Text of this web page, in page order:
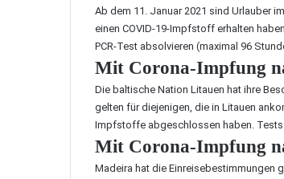
Ab dem 11. Januar 2021 sind Urlauber
einen COVID-19-Impfstoff erhalten
PCR-Test absolvieren (maximal 96
Mit Corona-Impfung
Die baltische Nation Litauen hat ihre
gelten für diejenigen, die in Litauen
Impfstoffe abgeschlossen haben.
Mit Corona-Impfung
Madeira hat die Einreisebestimmungen